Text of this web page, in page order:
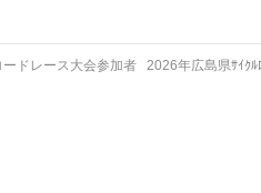
ドレース大会参加者
2026年広島県ｻｲｸﾙ